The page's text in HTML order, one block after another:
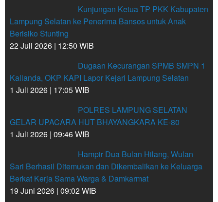
Kunjungan Ketua TP PKK Kabupaten
Lampung Selatan ke Penerima Bansos untuk Anak
Berisiko Stunting
22 Juli 2026 | 12:50 WIB
Dugaan Kecurangan SPMB SMPN 1
Kalianda, OKP KAPI Lapor Kejari Lampung Selatan
1 Juli 2026 | 17:05 WIB
POLRES LAMPUNG SELATAN
GELAR UPACARA HUT BHAYANGKARA KE-80
1 Juli 2026 | 09:46 WIB
Hampir Dua Bulan Hilang, Wulan
Sari Berhasil Ditemukan dan Dikembalikan ke Keluarga
Berkat Kerja Sama Warga & Damkarmat
19 Juni 2026 | 09:02 WIB